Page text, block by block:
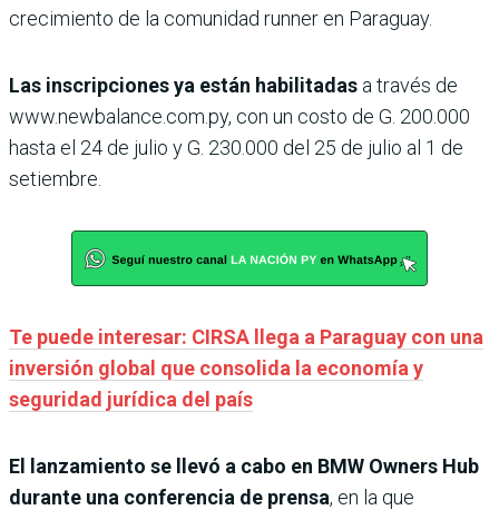
crecimiento de la comunidad runner en Paraguay.
Las inscripciones ya están habilitadas a través de
www.newbalance.com.py, con un costo de G. 200.000
hasta el 24 de julio y G. 230.000 del 25 de julio al 1 de
setiembre.
Te puede interesar: CIRSA llega a Paraguay con una
inversión global que consolida la economía y
seguridad jurídica del país
El lanzamiento se llevó a cabo en BMW Owners Hub
durante una conferencia de prensa, en la que